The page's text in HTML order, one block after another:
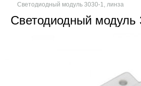
Светодиодный модуль 3030-1, линза
Светодиодный модуль